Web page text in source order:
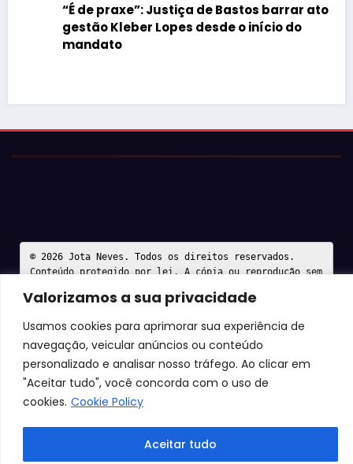
Valorizamos a sua privacidade
Usamos cookies para aprimorar sua experiência de
navegação, veicular anúncios ou conteúdo
personalizado e analisar nosso tráfego. Ao clicar em
"Aceitar tudo", você concorda com o uso de
cookies. Cookie Policy
Aceitar tudo
“É de praxe”: Justiça de Bastos barrar atos da
gestão Kleber Lopes desde o início do
mandato
© 2026 Jota Neves. Todos os direitos reservados.
Conteúdo protegido por lei. A cópia ou reprodução sem
legais.